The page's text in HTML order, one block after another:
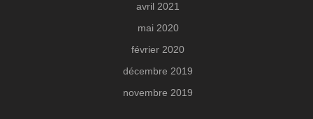
avril 2021
mai 2020
février 2020
décembre 2019
novembre 2019